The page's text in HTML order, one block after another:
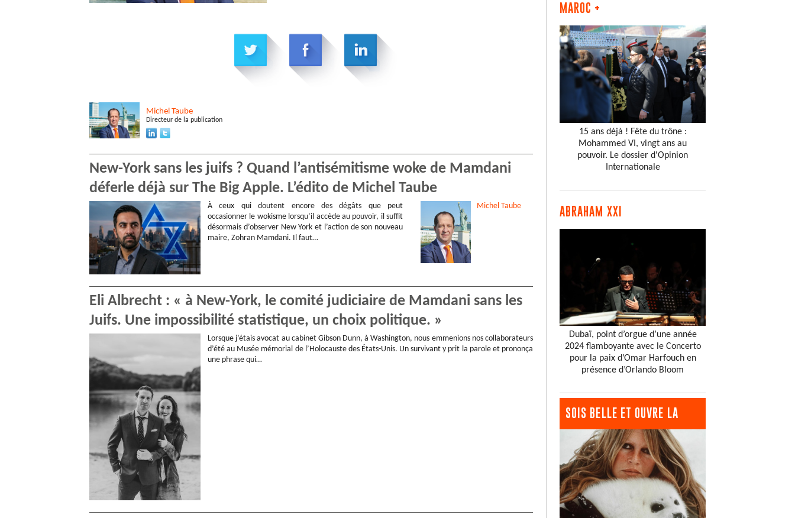
Michel Taube
Directeur de la publication
New-York sans les juifs ? Quand l’antisémitisme woke de Mamdani
déferle déjà sur The Big Apple. L’édito de Michel Taube
À ceux qui doutent encore des dégâts que peut
occasionner le wokisme lorsqu’il accède au pouvoir, il suffit
désormais d’observer New York et l’action de son nouveau
maire, Zohran Mamdani. Il faut…
Michel Taube
Eli Albrecht : « à New-York, le comité judiciaire de Mamdani sans les
Juifs. Une impossibilité statistique, un choix politique. »
Lorsque j’étais avocat au cabinet Gibson Dunn, à Washington, nous emmenions nos collaborateurs
d’été au Musée mémorial de l’Holocauste des États-Unis. Un survivant y prit la parole et prononça
une phrase qui…
MAROC +
15 ans déjà ! Fête du trône :
Mohammed VI, vingt ans au
pouvoir. Le dossier d'Opinion
Internationale
ABRAHAM XXI
Dubaï, point d’orgue d’une année
2024 flamboyante avec le Concerto
pour la paix d’Omar Harfouch en
présence d’Orlando Bloom
SOIS BELLE ET OUVRE LA